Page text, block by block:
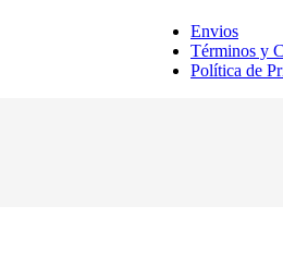
Envios
Términos y
Política de